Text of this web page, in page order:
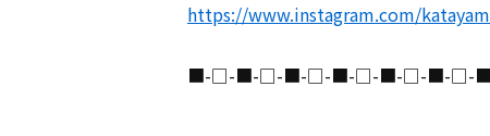
https://www.instagram.com/
■-□-■-□-■-□-■-□-■-□-■-□-■